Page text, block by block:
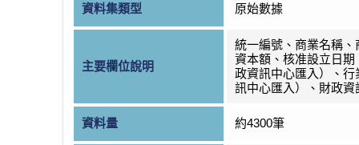
資料集類型 原始數據
主要欄位說明
統一編號、商業名稱、
資本額、核准設立日期
政資訊中心匯入）、行
訊中心匯入）、財政資
資料量 約4300筆